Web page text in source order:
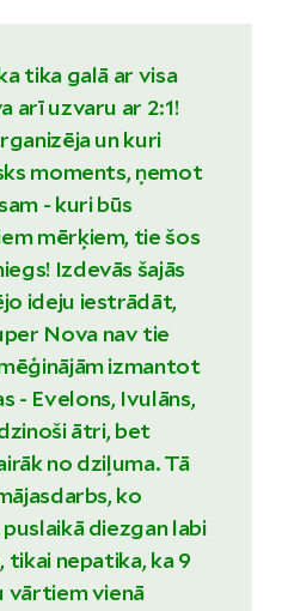
tika galā ar visa
arī uzvaru ar 2:1!
un kuri
moments, ņemot
- kuri būs
mērķiem, tie šos
Izdevās šajās
ideju iestrādāt,
Nova nav tie
izmantot
- Evelons, Ivulāns,
ātri, bet
no dziļuma. Tā
ko
diezgan labi
tikai nepatika, ka 9
vārtiem vienā